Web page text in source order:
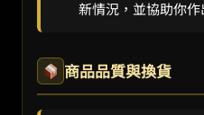
新情況，並協助你作
商品品質與換貨